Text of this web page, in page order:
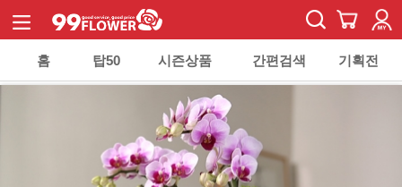
홈 탑50 시즌상품 간편검색 기획전